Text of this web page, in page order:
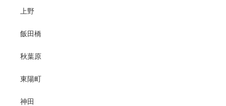
上野
飯田橋
秋葉原
東陽町
神田